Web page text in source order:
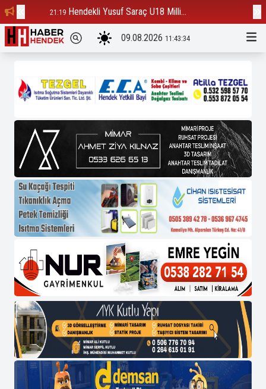
21:19 Hendekli Yusuf Saraç U18 Milli...
09.08.2026 11:43:34